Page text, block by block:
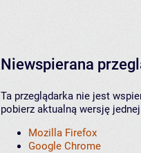
Niewspierana
Ta przeglądarka nie jest
pobierz aktualną wersję
Mozilla Firefox
Google Chrome